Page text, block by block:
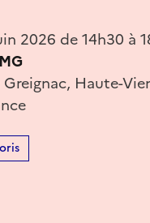
2026 de 14h30 à
Haute-